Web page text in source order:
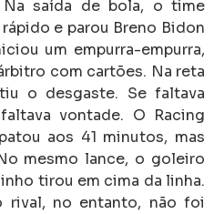
saída de bola, o time
e parou Breno Bidon
um empurra-empurra,
com cartões. Na reta
o desgaste. Se faltava
vontade. O Racing
aos 41 minutos, mas
mesmo lance, o goleiro
tirou em cima da linha.
no entanto, não foi